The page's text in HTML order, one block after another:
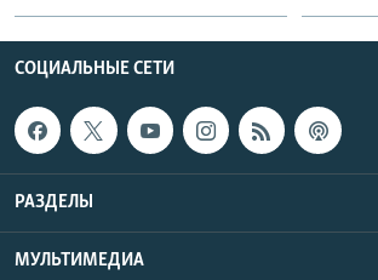
СОЦИАЛЬНЫЕ СЕТИ
РАЗДЕЛЫ
МУЛЬТИМЕДИА